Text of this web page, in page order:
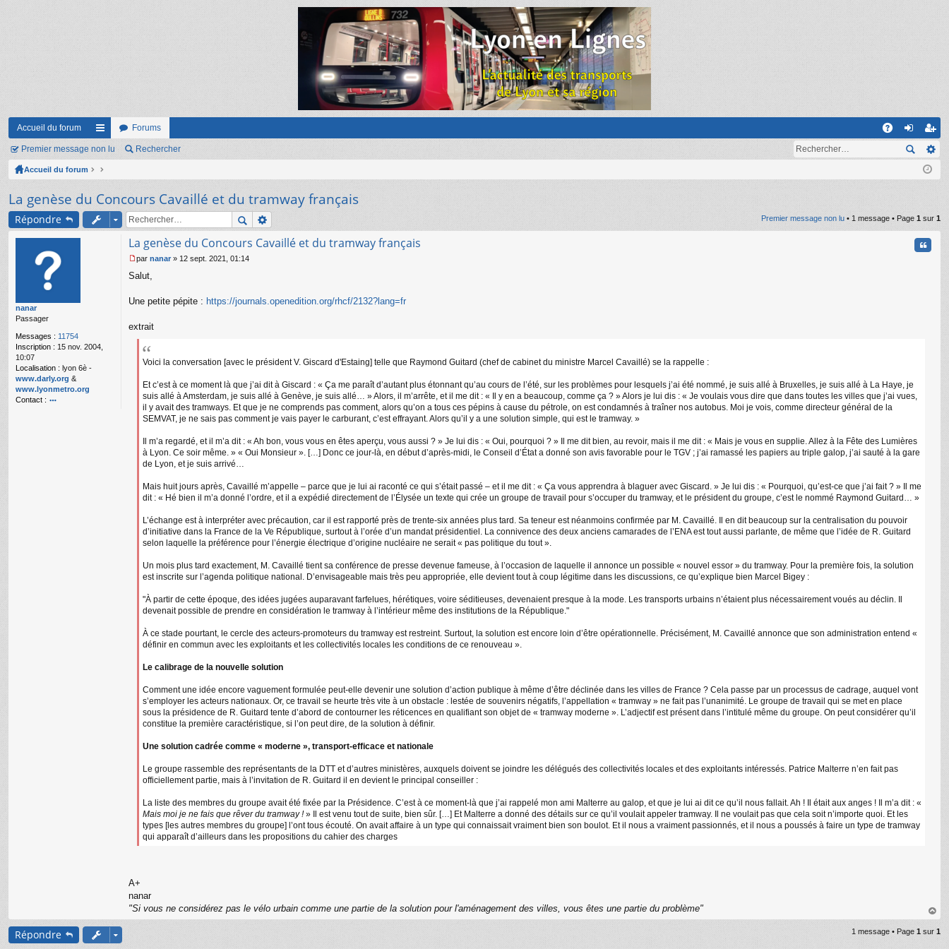
Accueil du forum
ac
co
ci
s
Forums
on ns
cri
Premier message non lu Rechercher
Accueil du forum
La genèse du Concours Cavaillé et du tramway français
Répondre Premier message non lu • 1 message • Page 1 sur 1
nanar
Passager
Messages : 11754
Inscription : 15 nov. 2004,
10:07
Localisation : lyon 6è -
www.darly.org &
www.lyonmetro.org
Contact :
C
La genèse du Concours Cavaillé et du tramway français
e
s
e
n
par nanar » 12 sept. 2021, 01:14
Salut,
Une petite pépite : https://journals.openedition.org/rhcf/2132?lang=fr
extrait
Voici la conversation [avec le président V. Giscard d'Estaing] telle que Raymond Guitard (chef de cabinet du ministre Marcel Cavaillé) se la rappelle :
Et c’est à ce moment là que j’ai dit à Giscard : « Ça me paraît d’autant plus étonnant qu’au cours de l’été, sur les problèmes pour lesquels j’ai été nommé, je suis allé à Bruxelles, je suis allé à La Haye, je
suis allé à Amsterdam, je suis allé à Genève, je suis allé… » Alors, il m’arrête, et il me dit : « Il y en a beaucoup, comme ça ? » Alors je lui dis : « Je voulais vous dire que dans toutes les villes que j’ai vues,
il y avait des tramways. Et que je ne comprends pas comment, alors qu’on a tous ces pépins à cause du pétrole, on est condamnés à traîner nos autobus. Moi je vois, comme directeur général de la
SEMVAT, je ne sais pas comment je vais payer le carburant, c’est effrayant. Alors qu’il y a une solution simple, qui est le tramway. »
Il m’a regardé, et il m’a dit : « Ah bon, vous vous en êtes aperçu, vous aussi ? » Je lui dis : « Oui, pourquoi ? » Il me dit bien, au revoir, mais il me dit : « Mais je vous en supplie. Allez à la Fête des Lumières
à Lyon. Ce soir même. » « Oui Monsieur ». […] Donc ce jour-là, en début d’après-midi, le Conseil d’État a donné son avis favorable pour le TGV ; j’ai ramassé les papiers au triple galop, j’ai sauté à la gare
de Lyon, et je suis arrivé…
Mais huit jours après, Cavaillé m’appelle – parce que je lui ai raconté ce qui s’était passé – et il me dit : « Ça vous apprendra à blaguer avec Giscard. » Je lui dis : « Pourquoi, qu’est-ce que j’ai fait ? » Il me
dit : « Hé bien il m’a donné l’ordre, et il a expédié directement de l’Élysée un texte qui crée un groupe de travail pour s’occuper du tramway, et le président du groupe, c’est le nommé Raymond Guitard… »
L’échange est à interpréter avec précaution, car il est rapporté près de trente-six années plus tard. Sa teneur est néanmoins confirmée par M. Cavaillé. Il en dit beaucoup sur la centralisation du pouvoir
d’initiative dans la France de la Ve République, surtout à l’orée d’un mandat présidentiel. La connivence des deux anciens camarades de l’ENA est tout aussi parlante, de même que l’idée de R. Guitard
selon laquelle la préférence pour l’énergie électrique d’origine nucléaire ne serait « pas politique du tout ».
Un mois plus tard exactement, M. Cavaillé tient sa conférence de presse devenue fameuse, à l’occasion de laquelle il annonce un possible « nouvel essor » du tramway. Pour la première fois, la solution
est inscrite sur l’agenda politique national. D’envisageable mais très peu appropriée, elle devient tout à coup légitime dans les discussions, ce qu’explique bien Marcel Bigey :
"À partir de cette époque, des idées jugées auparavant farfelues, hérétiques, voire séditieuses, devenaient presque à la mode. Les transports urbains n’étaient plus nécessairement voués au déclin. Il
devenait possible de prendre en considération le tramway à l’intérieur même des institutions de la République."
À ce stade pourtant, le cercle des acteurs-promoteurs du tramway est restreint. Surtout, la solution est encore loin d’être opérationnelle. Précisément, M. Cavaillé annonce que son administration entend «
définir en commun avec les exploitants et les collectivités locales les conditions de ce renouveau ».
Le calibrage de la nouvelle solution
Comment une idée encore vaguement formulée peut-elle devenir une solution d’action publique à même d’être déclinée dans les villes de France ? Cela passe par un processus de cadrage, auquel vont
s’employer les acteurs nationaux. Or, ce travail se heurte très vite à un obstacle : lestée de souvenirs négatifs, l’appellation « tramway » ne fait pas l’unanimité. Le groupe de travail qui se met en place
sous la présidence de R. Guitard tente d’abord de contourner les réticences en qualifiant son objet de « tramway moderne ». L’adjectif est présent dans l’intitulé même du groupe. On peut considérer qu’il
constitue la première caractéristique, si l’on peut dire, de la solution à définir.
Une solution cadrée comme « moderne », transport-efficace et nationale
Le groupe rassemble des représentants de la DTT et d’autres ministères, auxquels doivent se joindre les délégués des collectivités locales et des exploitants intéressés. Patrice Malterre n’en fait pas
officiellement partie, mais à l’invitation de R. Guitard il en devient le principal conseiller :
La liste des membres du groupe avait été fixée par la Présidence. C’est à ce moment-là que j’ai rappelé mon ami Malterre au galop, et que je lui ai dit ce qu’il nous fallait. Ah ! Il était aux anges ! Il m’a dit : «
Mais moi je ne fais que rêver du tramway !» Il est venu tout de suite, bien sûr. […] Et Malterre a donné des détails sur ce qu’il voulait appeler tramway. Il ne voulait pas que cela soit n’importe quoi. Et les
types [les autres membres du groupe] l’ont tous écouté. On avait affaire à un type qui connaissait vraiment bien son boulot. Et il nous a vraiment passionnés, et il nous a poussés à faire un type de tramway
qui apparaît d’ailleurs dans les propositions du cahier des charges
A+
nanar
"Si vous ne considérez pas le vélo urbain comme une partie de la solution pour l'aménagement des villes, vous êtes une partie du problème"
au
t
Répondre 1 message • Page 1 sur 1